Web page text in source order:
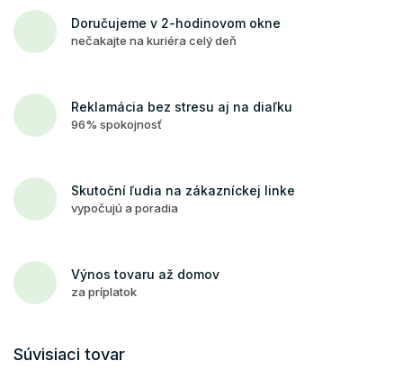
Doručujeme v 2-hodinovom okne
nečakajte na kuriéra celý deň
Reklamácia bez stresu aj na diaľku
96% spokojnosť
Skutoční ľudia na zákazníckej linke
vypočujú a poradia
Výnos tovaru až domov
za príplatok
Súvisiaci tovar